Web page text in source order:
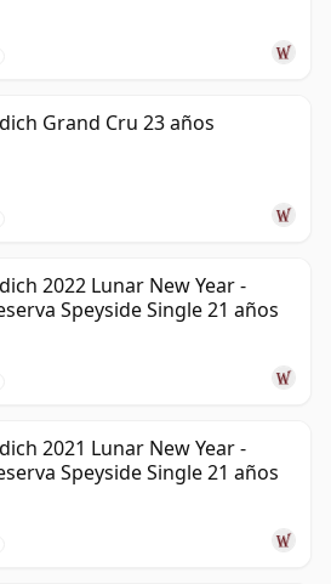
Grand Cru 23 años
2022 Lunar New Year -
Speyside Single 21 años
2021 Lunar New Year -
Speyside Single 21 años